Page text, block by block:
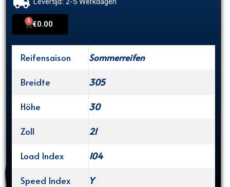
€0.00
0
Cart
Reifensaison
Sommerreifen
Breidte
305
Höhe
30
Zoll
21
Load Index
104
Speed Index
Y